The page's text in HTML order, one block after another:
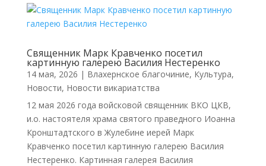
Священник Марк Кравченко посетил
картинную галерею Василия Нестеренко
14 мая, 2026 | Влахернское благочиние, Культура,
Новости, Новости викариатства
12 мая 2026 года войсковой священник ВКО ЦКВ,
и.о. настоятеля храма святого праведного Иоанна
Кронштадтского в Жулебине иерей Марк
Кравченко посетил картинную галерею Василия
Нестеренко. Картинная галерея Василия